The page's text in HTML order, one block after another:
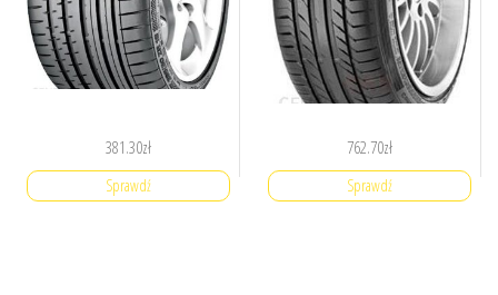
381.30zł
Sprawdź
762.70zł
Sprawdź